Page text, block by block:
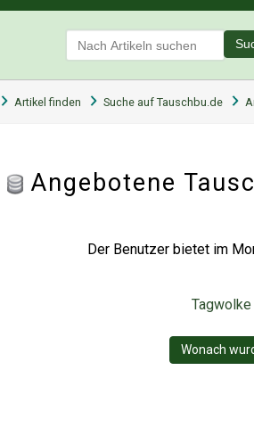
Artikel finden Suche auf Tauschbu.de
Angebotene
Der Benutzer bietet im
Tagwolke
Wonach